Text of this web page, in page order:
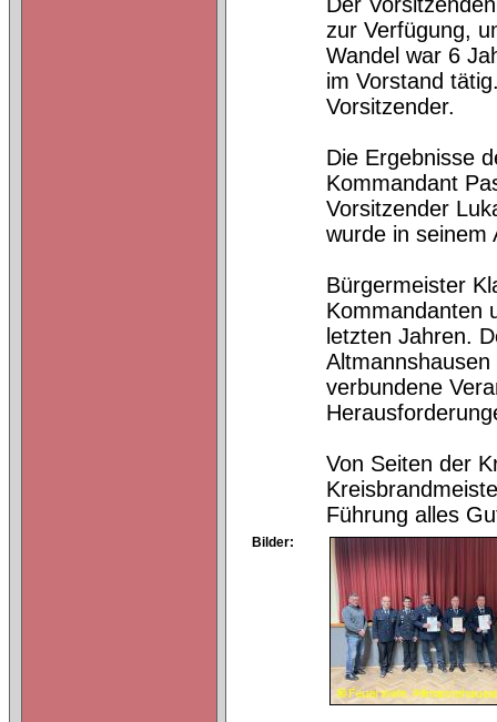
zur Verfügung,
Wandel war 6
im Vorstand
Vorsitzender.
Die Ergebnisse
Kommandant
Vorsitzender
wurde in seinem
Bürgermeister
Kommandanten
letzten Jahren.
verbundene
Von Seiten der
Führung alles
Bilder: